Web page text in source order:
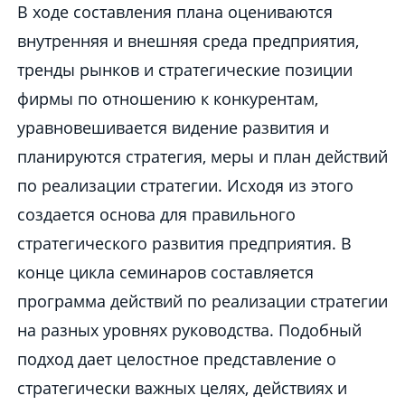
В ходе составления плана оцениваются
внутренняя и внешняя среда предприятия,
тренды рынков и стратегические позиции
фирмы по отношению к конкурентам,
уравновешивается видение развития и
планируются стратегия, меры и план действий
по реализации стратегии. Исходя из этого
создается основа для правильного
стратегического развития предприятия. В
конце цикла семинаров составляется
программа действий по реализации стратегии
на разных уровнях руководства. Подобный
подход дает целостное представление о
стратегически важных целях, действиях и